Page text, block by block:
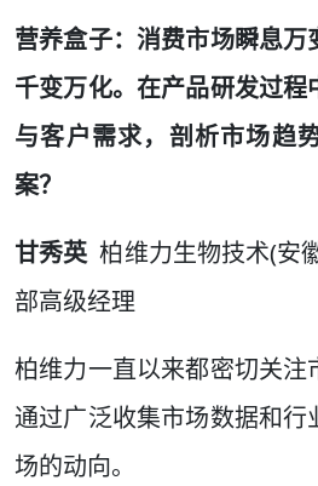
营养盒子：消费市场瞬息
千变万化。在产品研发过
与客户需求，剖析市场趋
案？
甘秀英柏维力生物技术(安
部高级经理
柏维力一直以来都密切关注
通过广泛收集市场数据和行
场的动向。